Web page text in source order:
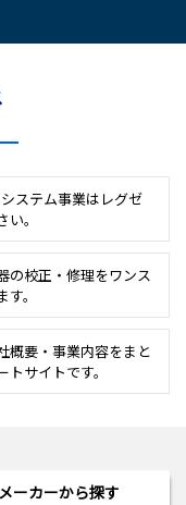
ステム事業は レグゼ
。
の校正・修理をワンス
。
概要・事業内容をまと
トサイトです。
メーカーから探す